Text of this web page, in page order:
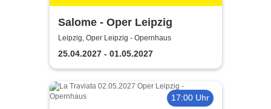
Salome - Oper Leipzig
Leipzig, Oper Leipzig - Opernhaus
25.04.2027 - 01.05.2027
17:00 Uhr